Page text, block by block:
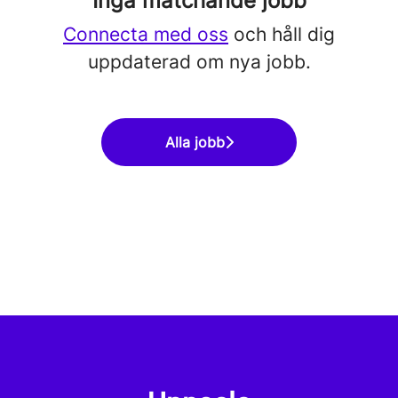
Connecta med oss och håll dig
uppdaterad om nya jobb.
Alla jobb